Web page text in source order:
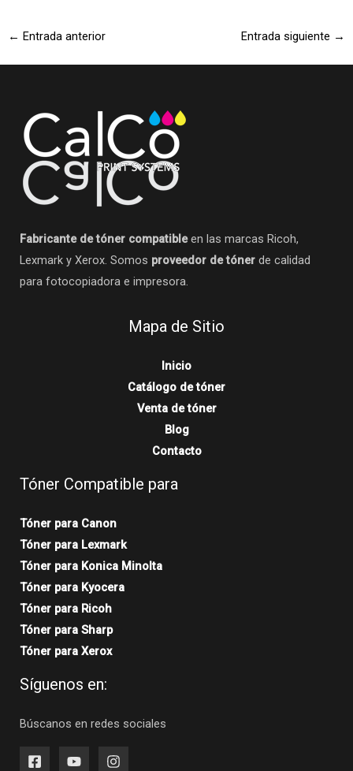
← Entrada anterior Entrada siguiente →
Fabricante de tóner compatibleen las marcas Ricoh,
Lexmark y Xerox. Somos proveedor de tóner de calidad
para fotocopiadora e impresora.
Mapa de Sitio
Inicio
Catálogo de tóner
Venta de tóner
Blog
Contacto
Tóner Compatible para
Tóner para Canon
Tóner para Lexmark
Tóner para Konica Minolta
Tóner para Kyocera
Tóner para Ricoh
Tóner para Sharp
Tóner para Xerox
Síguenos en:
Búscanos en redes sociales